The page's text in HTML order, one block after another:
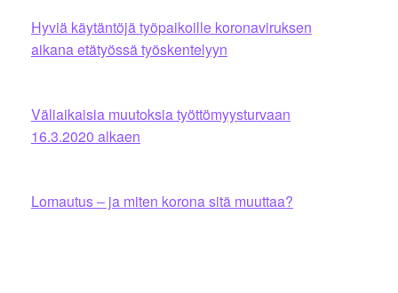
Hyviä käytäntöjä työpaikoille koronaviruksen
aikana etätyössä työskentelyyn
Väliaikaisia muutoksia työttömyysturvaan
16.3.2020 alkaen
Lomautus – ja miten korona sitä muuttaa?